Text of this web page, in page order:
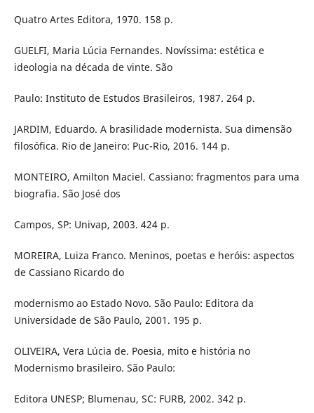
Quatro Artes Editora, 1970. 158 p.
GUELFI, Maria Lúcia Fernandes. Novíssima: estética e
ideologia na década de vinte. São
Paulo: Instituto de Estudos Brasileiros, 1987. 264 p.
JARDIM, Eduardo. A brasilidade modernista. Sua dimensão
filosófica. Rio de Janeiro: Puc-Rio, 2016. 144 p.
MONTEIRO, Amilton Maciel. Cassiano: fragmentos para uma
biografia. São José dos
Campos, SP: Univap, 2003. 424 p.
MOREIRA, Luiza Franco. Meninos, poetas e heróis: aspectos
de Cassiano Ricardo do
modernismo ao Estado Novo. São Paulo: Editora da
Universidade de São Paulo, 2001. 195 p.
OLIVEIRA, Vera Lúcia de. Poesia, mito e história no
Modernismo brasileiro. São Paulo:
Editora UNESP; Blumenau, SC: FURB, 2002. 342 p.